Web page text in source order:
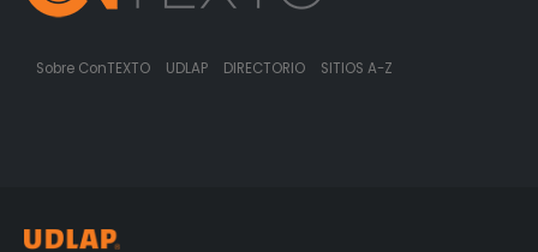
Sobre ConTEXTO UDLAP DIRECTORIO SITIOS A-Z